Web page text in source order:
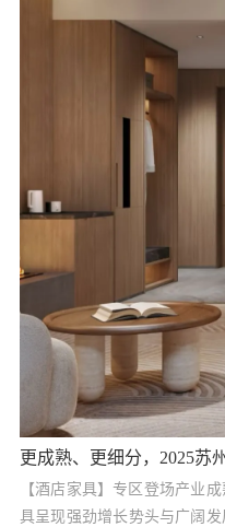
更成熟、更细分，2025苏
【酒店家具】专区登场产业
具呈现强劲增长势头与广阔